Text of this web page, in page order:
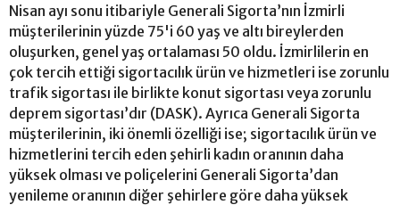
Nisan ayı sonu itibariyle Generali Sigorta’nın İzmirli
müşterilerinin yüzde 75'i 60 yaş ve altı bireylerden
oluşurken, genel yaş ortalaması 50 oldu. İzmirlilerin en
çok tercih ettiği sigortacılık ürün ve hizmetleri ise zorunlu
trafik sigortası ile birlikte konut sigortası veya zorunlu
deprem sigortası’dır (DASK). Ayrıca Generali Sigorta
müşterilerinin, iki önemli özelliği ise; sigortacılık ürün ve
hizmetlerini tercih eden şehirli kadın oranının daha
yüksek olması ve poliçelerini Generali Sigorta’dan
yenileme oranının diğer şehirlere göre daha yüksek